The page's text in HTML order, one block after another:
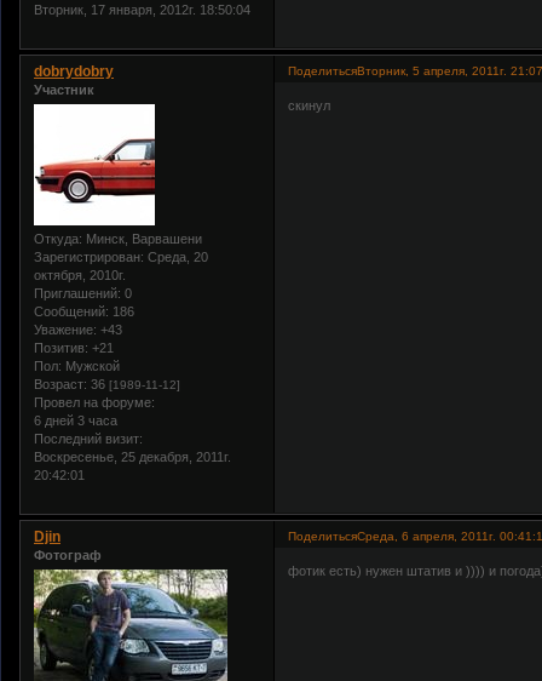
Вторник, 17 января, 2012г. 18:50:04
ПоделитьсяВторник, 5 апреля, 2011г.
dobrydobry
Участник
Откуда: Минск, Варвашени
Зарегистрирован: Среда, 20
октября, 2010г.
Приглашений: 0
Сообщений: 186
Уважение: +43
Позитив: +21
Пол: Мужской
Возраст: 36 [1989-11-12]
Провел на форуме:
6 дней 3 часа
Последний визит:
Воскресенье, 25 декабря, 2011г.
20:42:01
скинул
ПоделитьсяСреда, 6 апреля, 2011г.
Djin
Фотограф
фотик есть) нужен штатив и )))) и